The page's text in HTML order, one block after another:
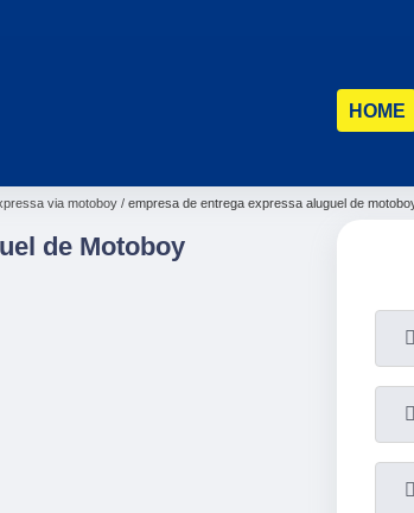
HOME
via motoboy empresa de entrega expressa aluguel de
de Motoboy